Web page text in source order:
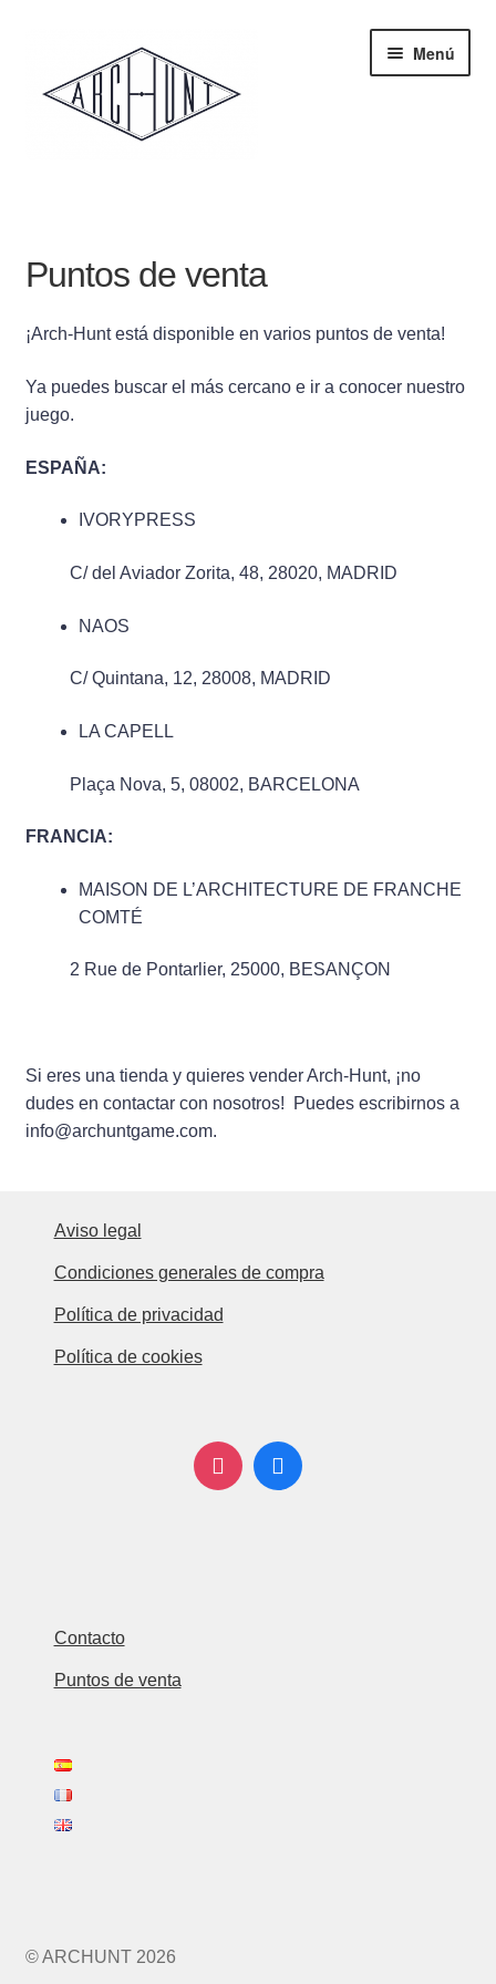
Menú
Sobre nosotros
Puntos de venta
¡Arch-Hunt está disponible en varios puntos de venta!
Ya puedes buscar el más cercano e ir a conocer nuestro
juego.
ESPAÑA:
IVORYPRESS
C/ del Aviador Zorita, 48, 28020, MADRID
NAOS
C/ Quintana, 12, 28008, MADRID
LA CAPELL
Plaça Nova, 5, 08002, BARCELONA
FRANCIA:
MAISON DE L’ARCHITECTURE DE FRANCHE
COMTÉ
2 Rue de Pontarlier, 25000, BESANÇON
Si eres una tienda y quieres vender Arch-Hunt, ¡no
dudes en contactar con nosotros! Puedes escribirnos a
info@archuntgame.com.
Aviso legal
Condiciones generales de compra
Política de privacidad
Política de cookies
Contacto
Puntos de venta
© ARCHUNT 2026